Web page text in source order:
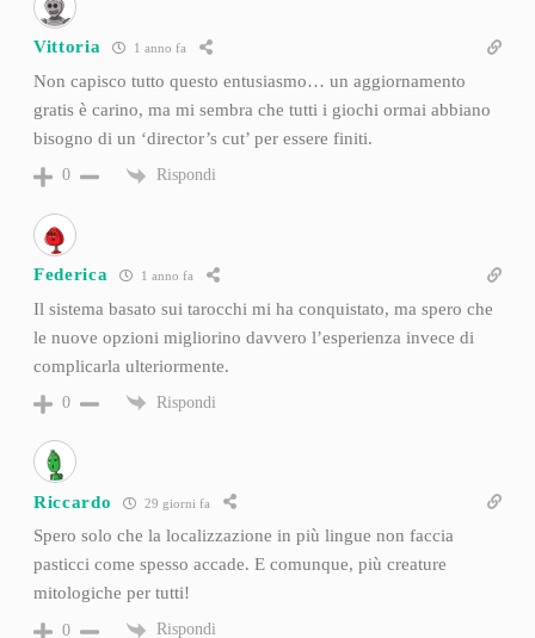
Vittoria 1 anno fa
Non capisco tutto questo entusiasmo… un aggiornamento
gratis è carino, ma mi sembra che tutti i giochi ormai abbiano
bisogno di un ‘director’s cut’ per essere finiti.
0 Rispondi
Federica 1 anno fa
Il sistema basato sui tarocchi mi ha conquistato, ma spero che
le nuove opzioni migliorino davvero l’esperienza invece di
complicarla ulteriormente.
0 Rispondi
Riccardo 29 giorni fa
Spero solo che la localizzazione in più lingue non faccia
pasticci come spesso accade. E comunque, più creature
mitologiche per tutti!
0 Rispondi